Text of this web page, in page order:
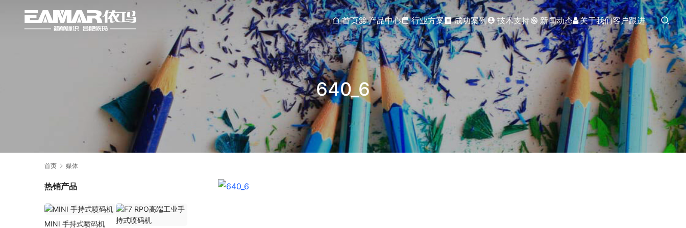
首页 产品中心 行业方案 成功案例 技术支持 新闻动态 关于我们客户跟进
640_6
首页 媒体
热销产品
MINI 手持式喷码机